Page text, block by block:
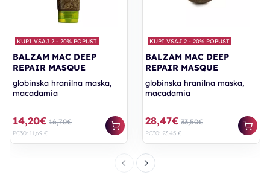
KUPI VSAJ 2 - 20% POPUST
BALZAM MAC DEEP
REPAIR MASQUE
globinska hranilna maska,
macadamia
14,20€ 16,70€
PC30: 11,69 €
KUPI VSAJ 2 - 20% POPUST
BALZAM MAC DEEP
REPAIR MASQUE
globinska hranilna maska,
macadamia
28,47€ 33,50€
PC30: 23,45 €